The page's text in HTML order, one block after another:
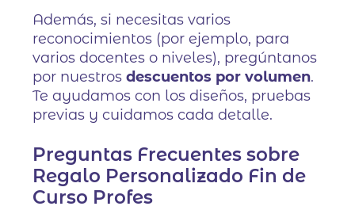
Además, si necesitas varios
reconocimientos (por ejemplo, para
varios docentes o niveles), pregúntanos
por nuestrosdescuentos por volumen.
Te ayudamos con los diseños, pruebas
previas y cuidamos cada detalle.
Preguntas Frecuentes sobre
Regalo Personalizado Fin de
Curso Profes